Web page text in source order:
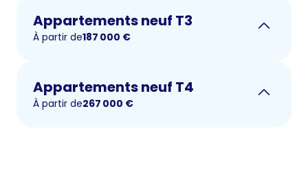
Appartements neuf T3
À partir de187 000 €
Appartements neuf T4
À partir de267 000 €